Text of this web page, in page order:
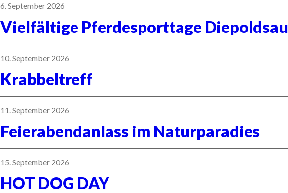
Vielfältige Pferdesporttage Diepoldsau
6. September 2026
Krabbeltreff
10. September 2026
Feierabendanlass im Naturparadies
11. September 2026
HOT DOG DAY
15. September 2026